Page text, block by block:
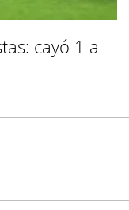
cayó 1 a